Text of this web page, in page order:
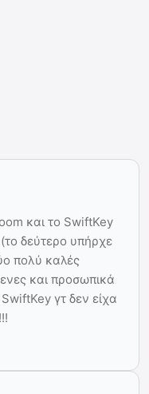
και το SwiftKey
δεύτερο υπήρχε
πολύ καλές
και προσωπικά
γτ δεν είχα